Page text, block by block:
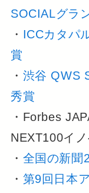
SOCIALグラ
・ ICCカタパ
賞
・ 渋谷 QWS
秀賞
・Forbes
NEXT100イ
・ 全国の新聞
・ 第9回日本